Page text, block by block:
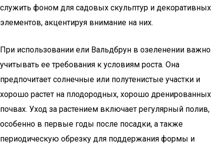
служить фоном для садовых скульптур и декоративных
элементов, акцентируя внимание на них.
При использовании ели Вальдбрун в озеленении важно
учитывать ее требования к условиям роста. Она
предпочитает солнечные или полутенистые участки и
хорошо растет на плодородных, хорошо дренированных
почвах. Уход за растением включает регулярный полив,
особенно в первые годы после посадки, а также
периодическую обрезку для поддержания формы и